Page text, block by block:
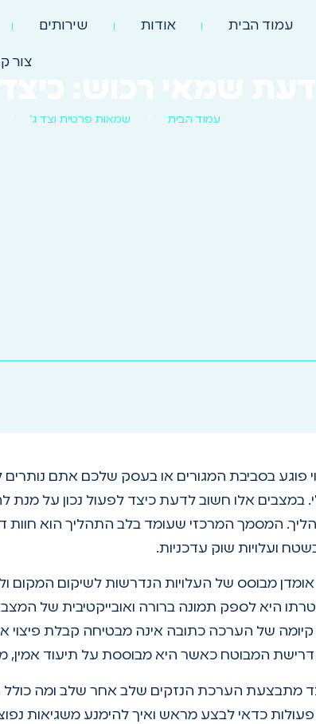
עמוד הבית אודות שירותים
צור
עמוד הבית שמאות פרטית וצד ג'
פוגע בסביבת המגורים או בעסק שלכם אתם
במצבים אלו חשוב לדעת כיצד לפעול נכון על מנת
המסמך המרכזי שעומד בלב התהליך הוא
ועלויות שוק עדכניות.
מבוסס של העלויות הנדרשות לשיקום המקום
היא לספק תמונה ברורה ואובייקטיבית של
של הערכה כתובה אינה מבטיחה קבלת פיצוי
המבוטח כאשר היא מבוססת על תיעוד אמין,
מתבצעת הערכת הנזקים שלב אחר שלב ומה כולל
כדאי לבצע מראש ואיך להימנע משגיאות